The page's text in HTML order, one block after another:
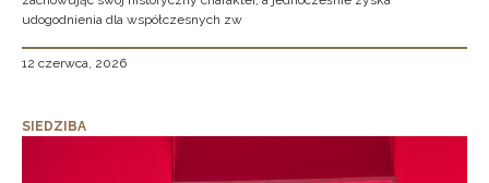
udogodnienia dla współczesnych zw
12 czerwca, 2026
SIEDZIBA